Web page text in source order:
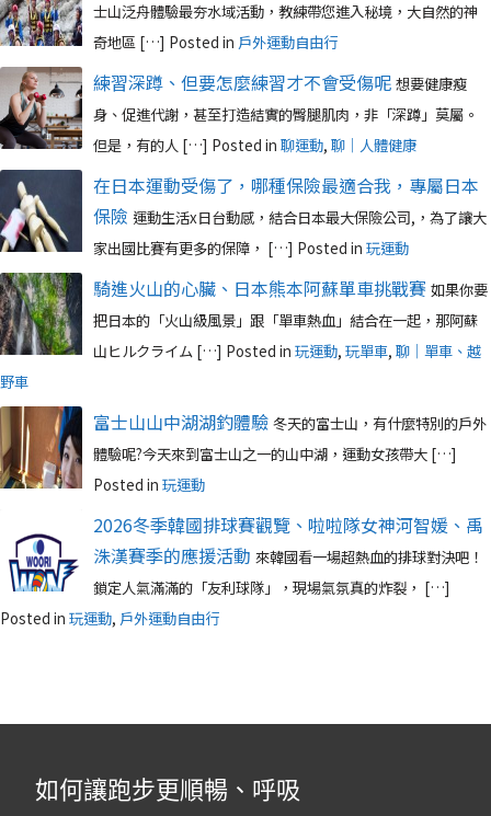
士山泛舟體驗最夯水域活動，教練帶您進入秘境，大自然的神
奇地區 […] Posted in 戶外運動自由行
練習深蹲、但要怎麼練習才不會受傷呢 想要健康瘦
身、促進代謝，甚至打造結實的臀腿肌肉，非「深蹲」莫屬。
但是，有的人 […] Posted in 聊運動, 聊｜人體健康
在日本運動受傷了，哪種保險最適合我，專屬日本
保險 運動生活x日台動感，結合日本最大保險公司,，為了讓大
家出國比賽有更多的保障， […] Posted in 玩運動
騎進火山的心臟、日本熊本阿蘇單車挑戰賽 如果你要
把日本的「火山級風景」跟「單車熱血」結合在一起，那阿蘇
山ヒルクライム […] Posted in 玩運動, 玩單車, 聊｜單車、越
野車
富士山山中湖湖釣體驗 冬天的富士山，有什麼特別的戶外
體驗呢?今天來到富士山之一的山中湖，運動女孩帶大 […]
Posted in 玩運動
2026冬季韓國排球賽觀覽、啦啦隊女神河智媛、禹
洙漢賽季的應援活動 來韓國看一場超熱血的排球對決吧！
鎖定人氣滿滿的「友利球隊」，現場氣氛真的炸裂， […]
Posted in 玩運動, 戶外運動自由行
如何讓跑步更順暢、呼吸